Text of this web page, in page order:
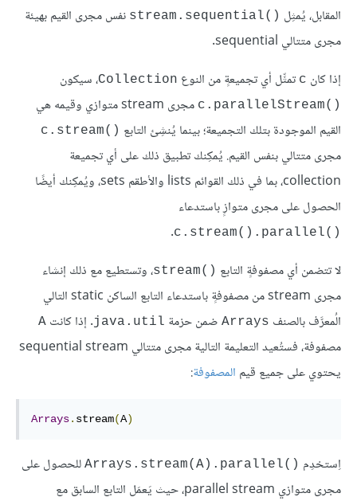
المقابل، يُمثِل stream.sequential()‎ نفس مجرى القيم بهيئة
مجرى متتالي sequential.
إذا كان c تمثِّل أي تجميعةٍ من النوع Collection، سيكون
c.parallelStream()‎
مجرى stream متوازي وقيمه هي
القيم الموجودة بتلك التجميعة؛ بينما يُنشِئ التابع c.stream()‎
مجرى متتالي بنفس القيم. يُمكِنك تطبيق ذلك على أي تجميعة
collection، بما في ذلك القوائم lists والأطقم sets، ويُمكِنك أيضًا
الحصول على مجرى متوازٍ باستدعاء
c.stream().parallel()‎
.
لا تتضمن أي مصفوفةٍ التابع stream()‎، وتستطيع مع ذلك إنشاء
مجرى stream من مصفوفةٍ باستدعاء التابع الساكن static التالي
الُمعرَّف بالصنف Arrays ضمن حزمة java.util. إذا كانت A
مصفوفة، فستُعيد التعليمة التالية مجرى متتالي sequential stream
يحتوي على جميع قيم المصفوفة:
Arrays. stream(A)
اِستخدِم Arrays.stream(A).parallel()‎ للحصول على
مجرى متوازي parallel stream، حيث يَعمَل التابع السابق مع